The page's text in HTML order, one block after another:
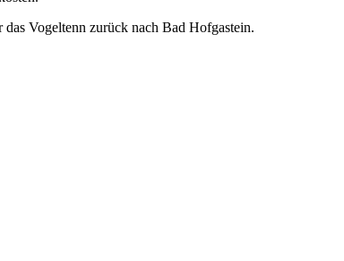
Vogeltenn zurück nach Bad Hofgastein.